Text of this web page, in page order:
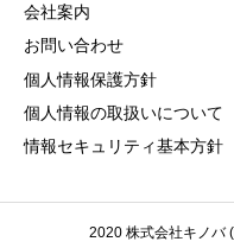
会社案内
お問い合わせ
個人情報保護方針
個人情報の取扱いについて
情報セキュリティ基本方針
2020 株式会社キノバ